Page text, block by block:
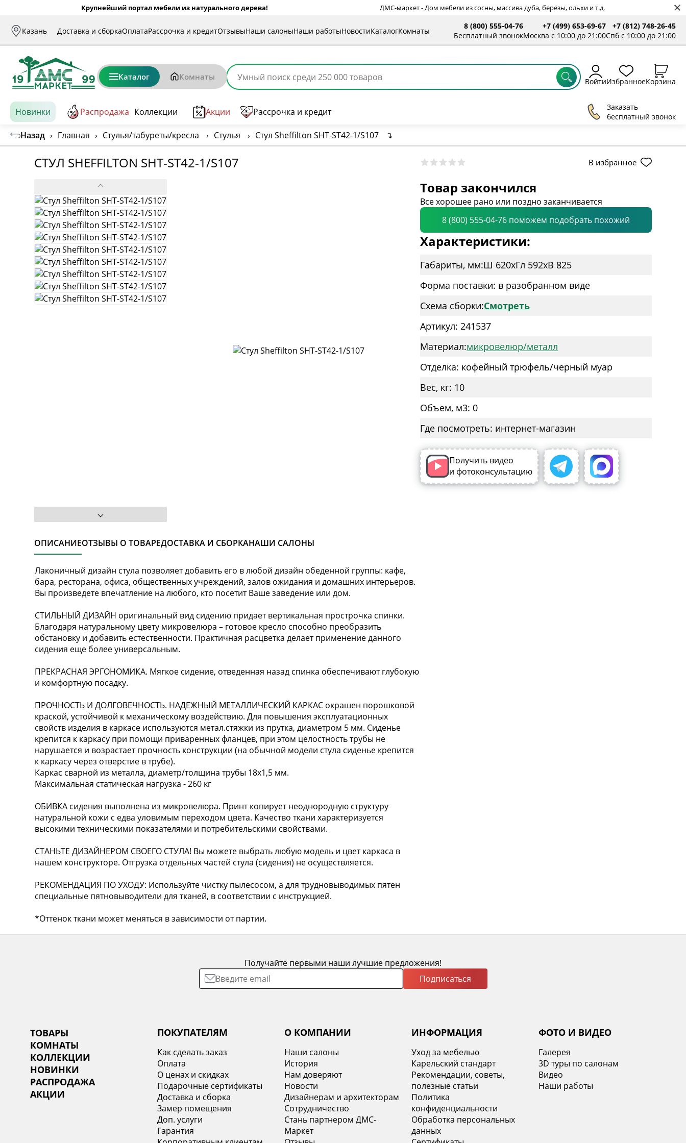
Крупнейший портал мебели из натурального дерева! ДМС-маркет - Дом мебели из сосны, массива дуба, берёзы, ольхи и т.д.
Казань Доставка и сборкаОплатаРассрочка и кредитОтзывыНаши салоныНаши работыНовостиКаталогКомнаты
8 (800) 555-04-76
Бесплатный звонок
+7 (499) 653-69-67
Москва с 10:00 до 21:00
+7 (812) 748-26-45
Спб с 10:00 до 21:00
Каталог Комнаты ВойтиИзбранноеКорзина
Новинки Распродажа Коллекции Акции Рассрочка и кредит
Заказать
бесплатный звонок
Назад › Главная › Стулья/табуреты/кресла › Стулья › Стул Sheffilton SHT-ST42-1/S107 ↴
СТУЛ SHEFFILTON SHT-ST42-1/S107 В избранное
ОПИСАНИЕОТЗЫВЫ О ТОВАРЕДОСТАВКА И СБОРКАНАШИ САЛОНЫ
Лаконичный дизайн стула позволяет добавить его в любой дизайн обеденной группы: кафе,
бара, ресторана, офиса, общественных учреждений, залов ожидания и домашних интерьеров.
Вы произведете впечатление на любого, кто посетит Ваше заведение или дом.
СТИЛЬНЫЙ ДИЗАЙН оригинальный вид сидению придает вертикальная прострочка спинки.
Благодаря натуральному цвету микровелюра – готовое кресло способно преобразить
обстановку и добавить естественности. Практичная расцветка делает применение данного
сидения еще более универсальным.
ПРЕКРАСНАЯ ЭРГОНОМИКА. Мягкое сидение, отведенная назад спинка обеспечивают глубокую
и комфортную посадку.
ПРОЧНОСТЬ И ДОЛГОВЕЧНОСТЬ. НАДЕЖНЫЙ МЕТАЛЛИЧЕСКИЙ КАРКАС окрашен порошковой
краской, устойчивой к механическому воздействию. Для повышения эксплуатационных
свойств изделия в каркасе используются метал.стяжки из прутка, диаметром 5 мм. Сиденье
крепится к каркасу при помощи приваренных фланцев, при этом целостность трубы не
нарушается и возрастает прочность конструкции (на обычной модели стула сиденье крепится
к каркасу через отверстие в трубе).
Каркас сварной из металла, диаметр/толщина трубы 18х1,5 мм.
Максимальная статическая нагрузка - 260 кг
ОБИВКА сидения выполнена из микровелюра. Принт копирует неоднородную структуру
натуральной кожи с едва уловимым переходом цвета. Качество ткани характеризуется
высокими техническими показателями и потребительскими свойствами.
СТАНЬТЕ ДИЗАЙНЕРОМ СВОЕГО СТУЛА! Вы можете выбрать любую модель и цвет каркаса в
нашем конструкторе. Отгрузка отдельных частей стула (сидения) не осуществляется.
РЕКОМЕНДАЦИЯ ПО УХОДУ: Используйте чистку пылесосом, а для трудновыводимых пятен
специальные пятновыводители для тканей, в соответствии с инструкцией.
*Оттенок ткани может меняться в зависимости от партии.
Товар закончился
Все хорошее рано или поздно заканчивается
8 (800) 555-04-76 поможем подобрать похожий
Характеристики:
Габариты, мм:Ш 620xГл 592xВ 825
Форма поставки: в разобранном виде
Схема сборки:Смотреть
Артикул: 241537
Материал:микровелюр/металл
Отделка: кофейный трюфель/черный муар
Вес, кг: 10
Объем, м3: 0
Где посмотреть: интернет-магазин
Получить видео
и фотоконсультацию
Получайте первыми наши лучшие предложения!
Подписаться
ТОВАРЫ
КОМНАТЫ
КОЛЛЕКЦИИ
НОВИНКИ
РАСПРОДАЖА
АКЦИИ
ПОКУПАТЕЛЯМ
Как сделать заказ
Оплата
О ценах и скидках
Подарочные сертификаты
Доставка и сборка
Замер помещения
Доп. услуги
Гарантия
О КОМПАНИИ
Наши салоны
История
Нам доверяют
Новости
Дизайнерам и архитекторам
Сотрудничество
Стань партнером ДМС-
Маркет
ИНФОРМАЦИЯ
Уход за мебелью
Карельский стандарт
Рекомендации, советы,
полезные статьи
Политика
конфиденциальности
Обработка персональных
данных
ФОТО И ВИДЕО
Галерея
3D туры по салонам
Видео
Наши работы